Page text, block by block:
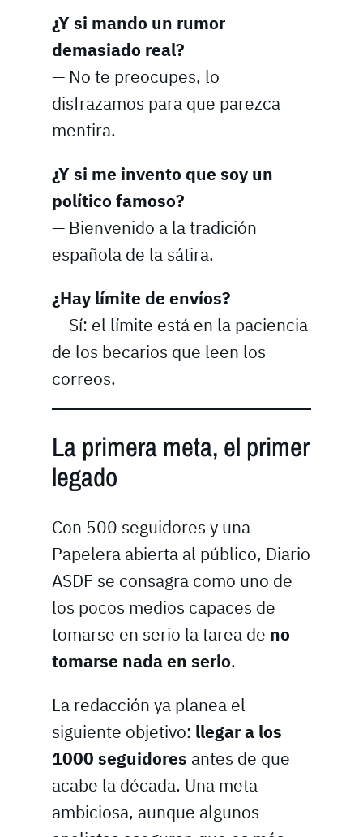
¿Y si mando un rumor
demasiado real?
— No te preocupes, lo
disfrazamos para que parezca
mentira.
¿Y si me invento que soy un
político famoso?
— Bienvenido a la tradición
española de la sátira.
¿Hay límite de envíos?
— Sí: el límite está en la paciencia
de los becarios que leen los
correos.
La primera meta, el primer
legado
Con 500 seguidores y una
Papelera abierta al público, Diario
ASDF se consagra como uno de
los pocos medios capaces de
tomarse en serio la tarea de no
tomarse nada en serio.
La redacción ya planea el
siguiente objetivo: llegar a los
1000 seguidores antes de que
acabe la década. Una meta
ambiciosa, aunque algunos